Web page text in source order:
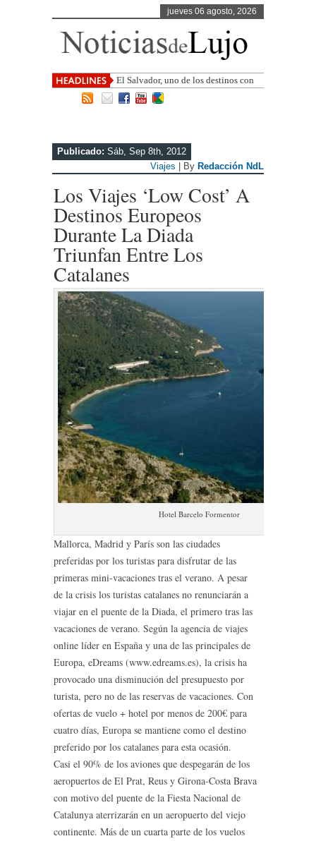
jueves 06 agosto, 2026
El Salvador, uno de los destinos con
mayor proyección de Centroamérica
Publicado: Sáb, Sep 8th, 2012
Viajes | By Redacción NdL
Los Viajes ‘low Cost’ A
Destinos Europeos
Durante La Diada
Triunfan Entre Los
Catalanes
Hotel Barcelo Formentor
Mallorca, Madrid y París son las ciudades
preferidas por los turistas para disfrutar de las
primeras mini-vacaciones tras el verano. A pesar
de la crisis los turistas catalanes no renunciarán a
viajar en el puente de la Diada, el primero tras las
vacaciones de verano. Según la agencia de viajes
online líder en España y una de las principales de
Europa, eDreams (www.edreams.es), la crisis ha
provocado una disminución del presupuesto por
turista, pero no de las reservas de vacaciones. Con
ofertas de vuelo + hotel por menos de 200€ para
cuatro días, Europa se mantiene como el destino
preferido por los catalanes para esta ocasión.
Casi el 90% de los aviones que despegarán de los
aeropuertos de El Prat, Reus y Girona-Costa Brava
con motivo del puente de la Fiesta Nacional de
Catalunya aterrizarán en un aeropuerto del viejo
continente. Más de un cuarta parte de los vuelos